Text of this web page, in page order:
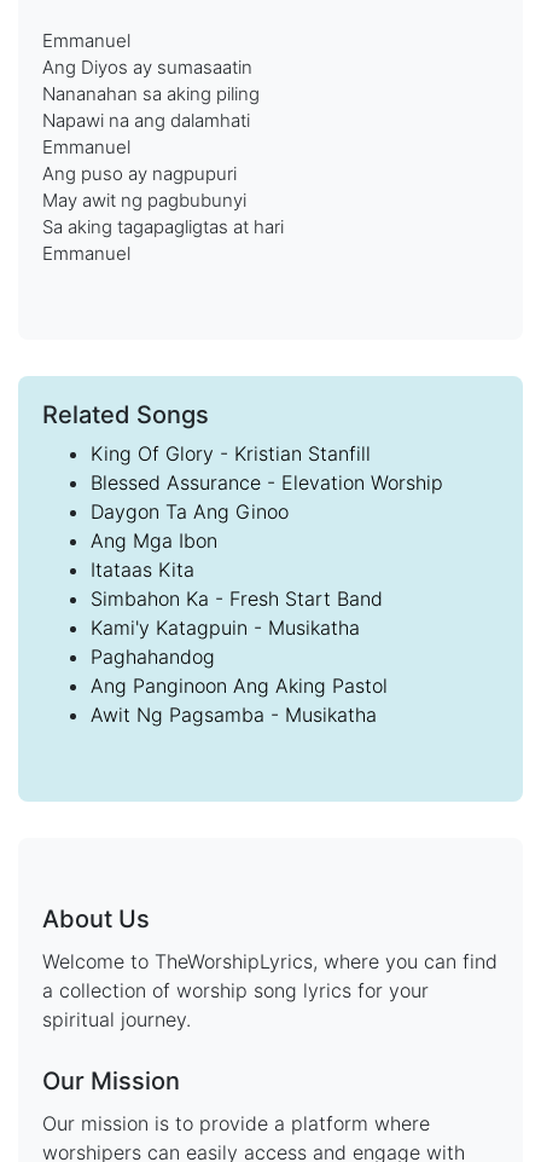
Emmanuel
Ang Diyos ay sumasaatin
Nananahan sa aking piling
Napawi na ang dalamhati
Emmanuel
Ang puso ay nagpupuri
May awit ng pagbubunyi
Sa aking tagapagligtas at hari
Emmanuel
Related Songs
King Of Glory - Kristian Stanfill
Blessed Assurance - Elevation Worship
Daygon Ta Ang Ginoo
Ang Mga Ibon
Itataas Kita
Simbahon Ka - Fresh Start Band
Kami'y Katagpuin - Musikatha
Paghahandog
Ang Panginoon Ang Aking Pastol
Awit Ng Pagsamba - Musikatha
About Us
Welcome to TheWorshipLyrics, where you can find
a collection of worship song lyrics for your
spiritual journey.
Our Mission
Our mission is to provide a platform where
worshipers can easily access and engage with